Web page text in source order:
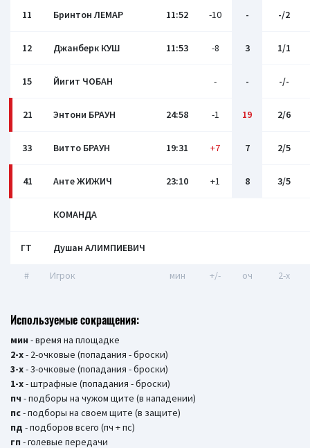
11 Бринтон ЛЕМАР 11:52 -10 - -/2
12 Джанберк КУШ 11:53 -8 3 1/1
15 Йигит ЧОБАН - - -/-
21 Энтони БРАУН 24:58 -1 19 2/6
33 Витто БРАУН 19:31 +7 7 2/5
41 Анте ЖИЖИЧ 23:10 +1 8 3/5
КОМАНДА
ГТ Душан АЛИМПИЕВИЧ
# Игрок мин +/- оч 2-x
Используемые сокращения:
мин - время на площадке
2-х- 2-очковые (попадания - броски)
3-х- 3-очковые (попадания - броски)
1-х- штрафные (попадания - броски)
пч - подборы на чужом щите (в нападении)
пс- подборы на своем щите (в защите)
пд - подборов всего (пч + пс)
гп - голевые передачи